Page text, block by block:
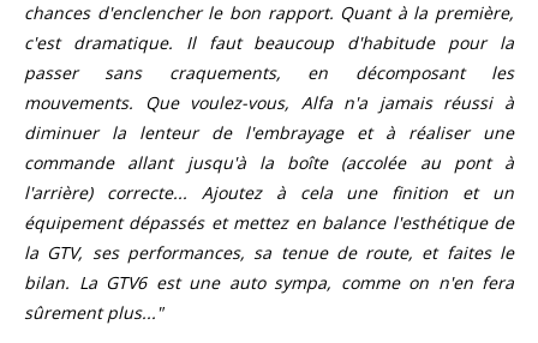
chances d'enclencher le bon rapport. Quant à la première,
c'est dramatique. Il faut beaucoup d'habitude pour la
passer sans craquements, en décomposant les
mouvements. Que voulez-vous, Alfa n'a jamais réussi à
diminuer la lenteur de l'embrayage et à réaliser une
commande allant jusqu'à la boîte (accolée au pont à
l'arrière) correcte... Ajoutez à cela une finition et un
équipement dépassés et mettez en balance l'esthétique de
la GTV, ses performances, sa tenue de route, et faites le
bilan. La GTV6 est une auto sympa, comme on n'en fera
sûrement plus..."